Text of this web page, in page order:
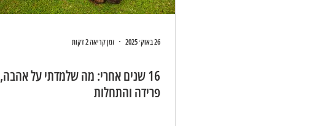
26 באוק׳ 2025 זמן קריאה 2 דקות
16 שנים אחרי: מה שלמדתי על אהבה,
פרידה והתחלות